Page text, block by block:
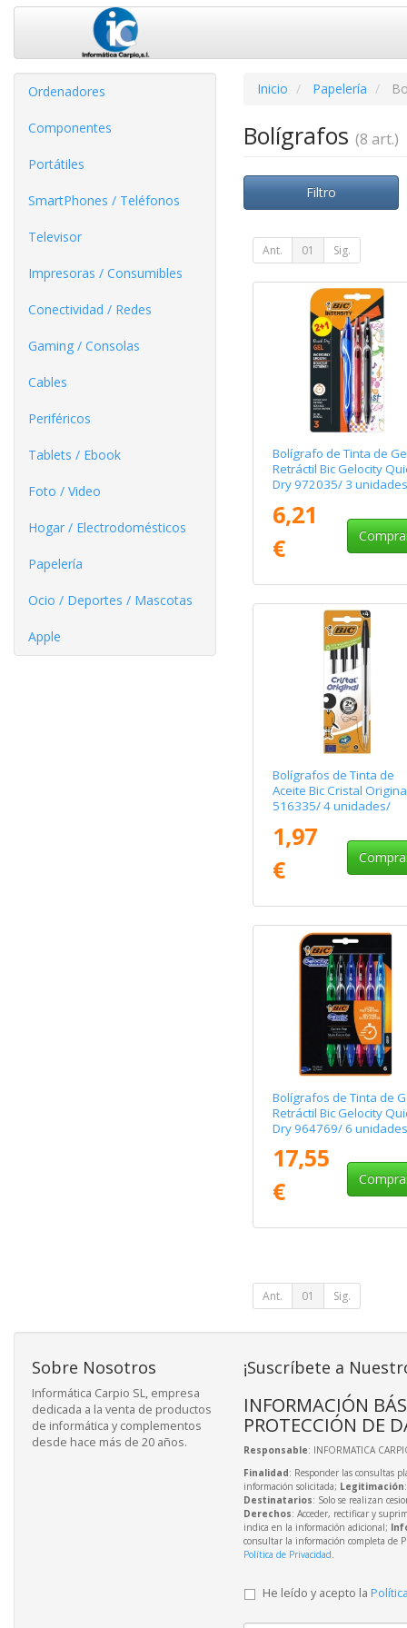
Ordenadores
Componentes
Portátiles
SmartPhones / Teléfonos
Televisor
Impresoras / Consumibles
Conectividad / Redes
Gaming / Consolas
Cables
Periféricos
Tablets / Ebook
Foto / Video
Hogar / Electrodomésticos
Papelería
Ocio / Deportes / Mascotas
Apple
Inicio Papelería
Bolígrafos (8 art.)
Filtro
Ant. 01 Sig.
Bolígrafo de Tinta de
Retráctil Bic Gelocity
Dry 972035/ 3
6,21
€
Bolígrafos de Tinta de
Aceite Bic Cristal
516335/ 4 unidades/
1,97
€
Bolígrafos de Tinta de
Retráctil Bic Gelocity
Dry 964769/ 6
17,55
€
Ant. 01 Sig.
Sobre Nosotros
Informática Carpio SL, empresa
dedicada a la venta de productos
de informática y complementos
desde hace más de 20 años.
¡Suscríbete a
INFORMACIÓN
PROTECCIÓN DE
Responsable: INFORMATICA
Finalidad: Responder las consultas
información solicitada; Legitimación
Destinatarios: Solo se realizan
Derechos: Acceder, rectificar y
indica en la información adicional;
consultar la información completa de
Política de Privacidad.
He leído y acepto la